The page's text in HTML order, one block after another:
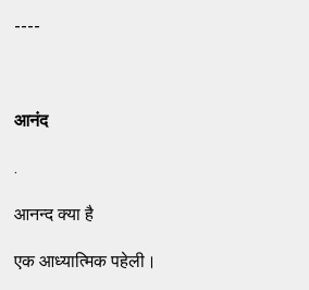
----
आनंद
.
आनन्द क्या है
एक आध्यात्मिक पहेली।